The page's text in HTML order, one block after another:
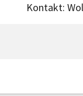
Kontakt: